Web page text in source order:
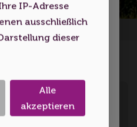
bzw. das
erreicht haben.
oder älter
IP-Adresse
ausschließlich
dieser
Alle
akzeptieren